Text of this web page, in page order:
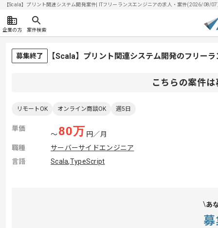
【Scala】プリント関連システム開発案件| ITフリーランスエンジニアの求人・案件(2026/08/
企業の方 案件検索
募集終了 【Scala】プリント関連システム開発のフリー
こちらの案件
リモートOK オンライン商談OK 週5日
単価
〜80万 円／月
職種
サーバーサイドエンジニア
言語
Scala,TypeScript
あ